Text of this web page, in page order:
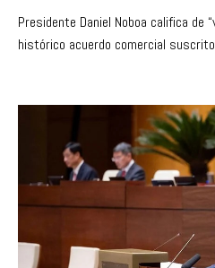
Presidente Daniel Noboa califica de
histórico acuerdo comercial